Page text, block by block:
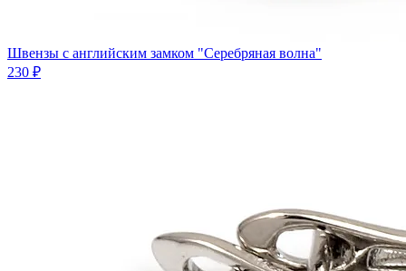
Швензы с английским замком "Серебряная волна"
230 ₽